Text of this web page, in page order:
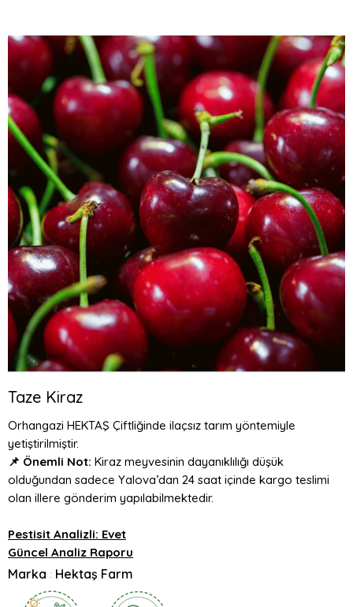
Taze Kiraz
Orhangazi HEKTAŞ Çiftliğinde ilaçsız tarım yöntemiyle
yetiştirilmiştir.
📌 Önemli Not: Kiraz meyvesinin dayanıklılığı düşük
olduğundan sadece Yalova’dan 24 saat içinde kargo teslimi
olan illere gönderim yapılabilmektedir.
Pestisit Analizli: Evet
Güncel Analiz Raporu
Marka : Hektaş Farm